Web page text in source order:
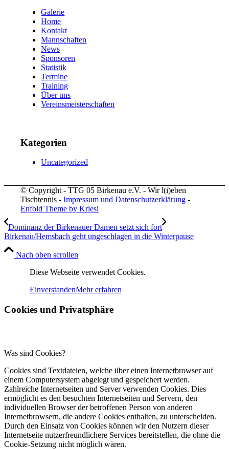
Galerie
Home
Kontakt
Mannschaften
News
Sponsoren
Statistik
Termine
Training
Über uns
Vereinsmeisterschaften
Kategorien
Uncategorized
© Copyright - TTG 05 Birkenau e.V. - Wir l(i)eben
Tischtennis -Impressum und Datenschutzerklärung -
Enfold Theme by Kriesi
Dominanz der Birkenauer Damen setzt sich fort
Birkenau/Hemsbach geht ungeschlagen in die Winterpause
Nach oben scrollen
Diese Webseite verwendet Cookies.
EinverstandenMehr erfahren
Cookies und Privatsphäre
Was sind Cookies?
Cookies sind Textdateien, welche über einen Internetbrowser auf
einem Computersystem abgelegt und gespeichert werden.
Zahlreiche Internetseiten und Server verwenden Cookies. Dies
ermöglicht es den besuchten Internetseiten und Servern, den
individuellen Browser der betroffenen Person von anderen
Internetbrowsern, die andere Cookies enthalten, zu unterscheiden.
Durch den Einsatz von Cookies können wir den Nutzern dieser
Internetseite nutzerfreundlichere Services bereitstellen, die ohne die
Cookie-Setzung nicht möglich wären.